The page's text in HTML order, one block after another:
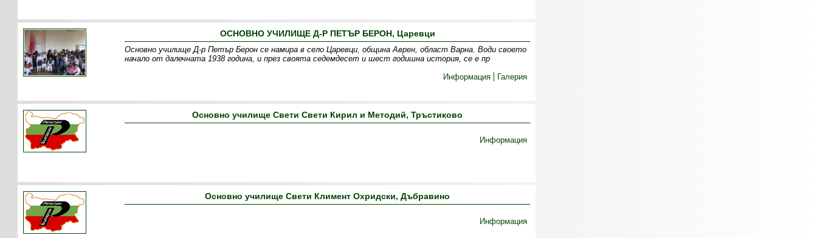
ОСНОВНО УЧИЛИЩЕ Д-Р ПЕТЪР БЕРОН, Царевци
Основно училище Д-р Петър Берон се намира в село Царевци, община Аврен, област Варна. Води своето
начало от далечната 1938 година, и през своята седемдесет и шест годишна история, се е пр
Информация
Галерия
Основно училище Свети Свети Кирил и Методий, Тръстиково
Информация
Основно училище Свети Климент Охридски, Дъбравино
Информация